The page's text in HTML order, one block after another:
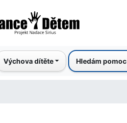
k
hlavnímu
Výchova dítěte Hledám pomoc